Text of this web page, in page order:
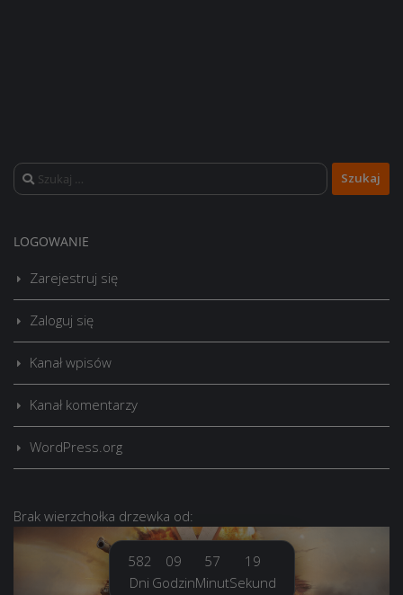
Szukaj:
LOGOWANIE
Zarejestruj się
Zaloguj się
Kanał wpisów
Kanał komentarzy
WordPress.org
Brak wierzchołka drzewka od:
582
Dni
09
Godzin
57
Minut
20
Sekund